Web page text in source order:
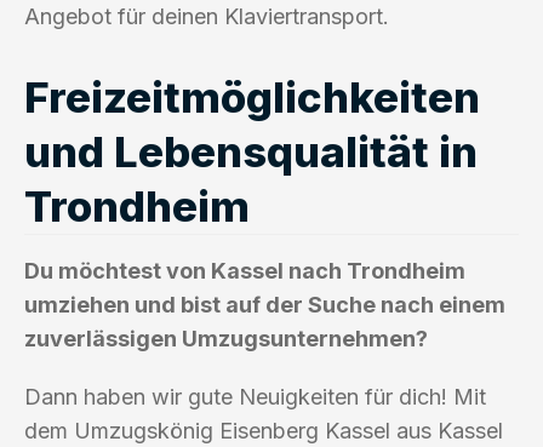
Angebot für deinen Klaviertransport.
Freizeitmöglichkeiten
und Lebensqualität in
Trondheim
Du möchtest von Kassel nach Trondheim
umziehen und bist auf der Suche nach einem
zuverlässigen Umzugsunternehmen?
Dann haben wir gute Neuigkeiten für dich! Mit
dem Umzugskönig Eisenberg Kassel aus Kassel